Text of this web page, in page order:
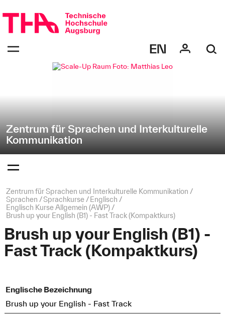
überspringen
zur
Navigation
"Zentrum
Interkulturelle
Kommunikation"
Zentrum für Sprachen und Interkulturelle
Kommunikation
bestätigen
bestätigen
des
Menüs
Seitenpfad:
Zentrum für Sprachen und Interkulturelle Kommunikation
Sprachen
Sprachkurse
Englisch
Englisch Kurse Allgemein (AWP)
Brush up your English (B1) - Fast Track (Kompaktkurs)
Brush up your English (B1) -
Fast Track (Kompaktkurs)
Englische Bezeichnung
Brush up your English - Fast Track